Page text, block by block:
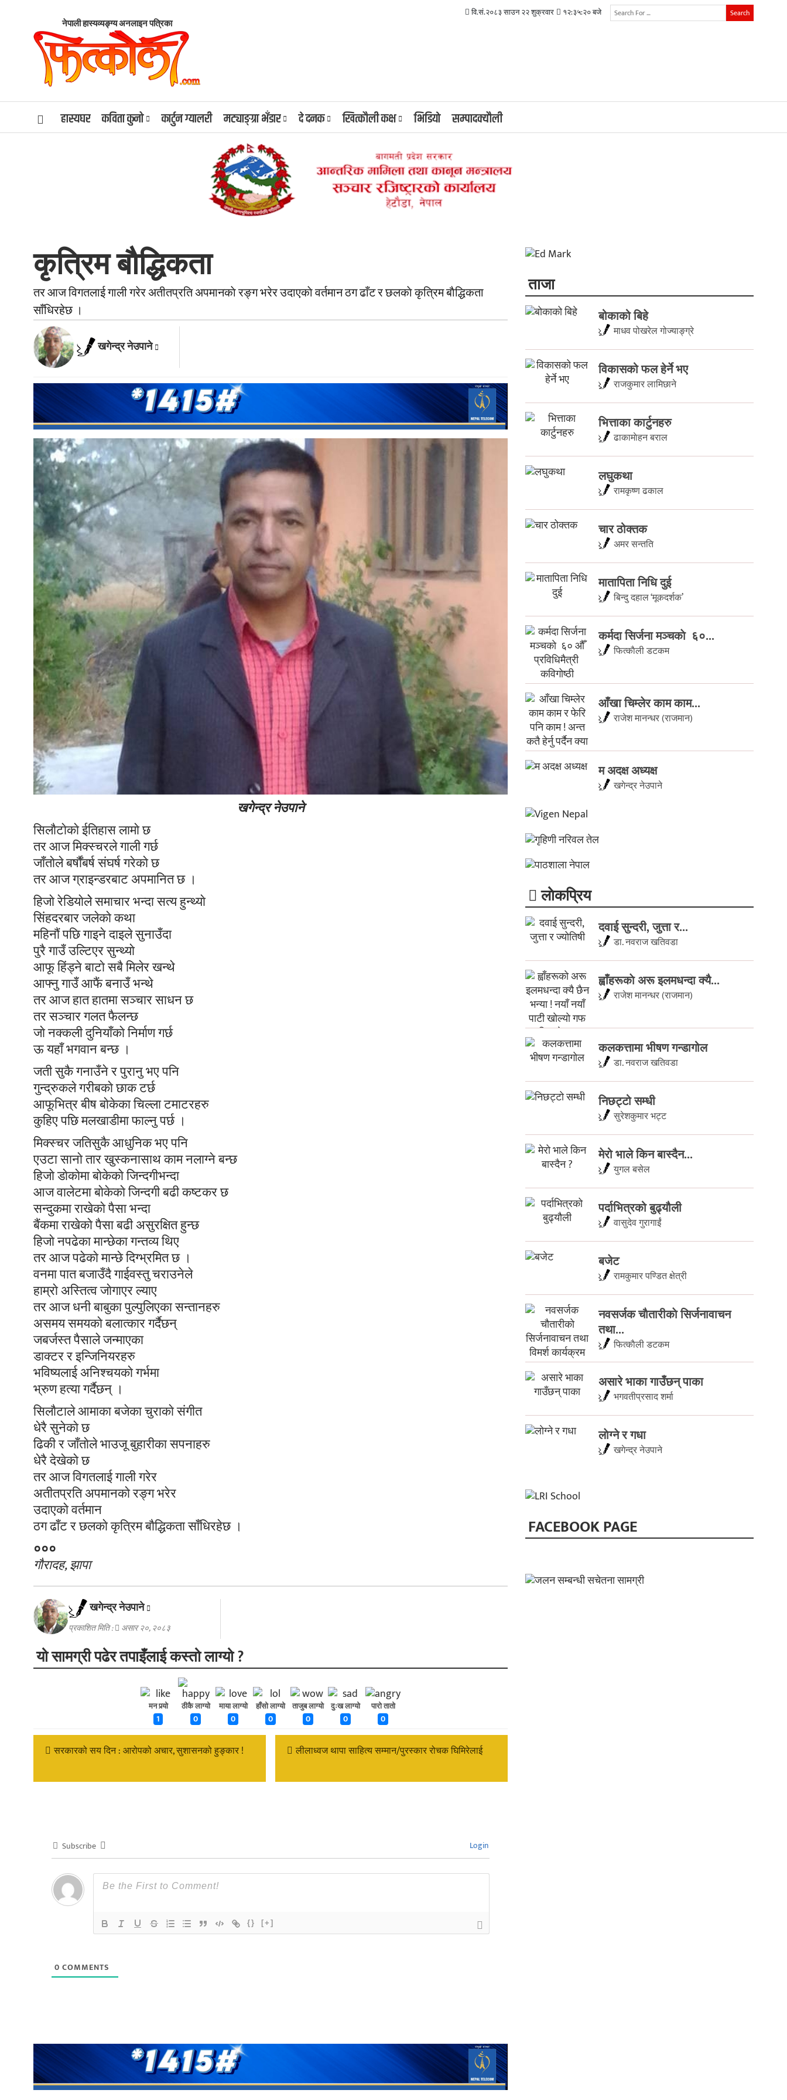
नेपाली हास्यव्यङ्ग्य अनलाइन पत्रिका
Search
वि.सं.२०८३ साउन २२ शुक्रवार १२:३५:२१ बजे
हास्यघर कविता कुनो कार्टुन ग्यालरी मट्याङ्ग्रा भँडार दे दनक खित्कौली कक्ष भिडियाे सम्पादक्यौली
कृत्रिम बाैद्धिकता
तर आज विगतलाई गाली गरेर अतीतप्रति अपमानकाे रङ्ग भरेर उदाएकाे वर्तमान ठग ढाँट र छलकाे कृत्रिम बाैद्धिकता
साँधिरहेछ ।
खगेन्द्र नेउपाने
खगेन्द्र नेउपाने
सिलाैटाेकाे ईतिहास लामाे छ
तर आज मिक्स्चरले गाली गर्छ
जाँताेले बर्षाैंबर्ष संघर्ष गरेकाे छ
तर आज ग्राइन्डरबाट अपमानित छ ।
हिजाे रेडियाेलेे समाचार भन्दा सत्य हुन्थ्याे
सिंहदरबार जलेकाे कथा
महिनाैं पछि गाइने दाइले सुनाउँदा
पुरै गाउँ उल्टिएर सुन्थ्याे
आफू हिंड्ने बाटाे सबै मिलेर खन्थे
आफ्नु गाउँ आफैं बनाउँ भन्थे
तर आज हात हातमा सञ्चार साधन छ
तर सञ्चार गलत फैलन्छ
जाे नक्कली दुनियाँकाे निर्माण गर्छ
ऊ यहाँ भगवान बन्छ ।
जती सुकै गनाउँने र पुरानु भए पनि
गुन्द्रुकले गरीबकाे छाक टर्छ
आफूभित्र बीष बाेकेका चिल्ला टमाटरहरु
कुहिए पछि मलखाडीमा फाल्नु पर्छ ।
मिक्स्चर जतिसुकै आधुनिक भए पनि
एउटा सानाे तार खुस्कनासाथ काम नलाग्ने बन्छ
हिजाे डाेकाेमा बाेकेकाे जिन्दगीभन्दा
आज वालेटमा बाेकेकाे जिन्दगी बढी कष्टकर छ
सन्दुकमा राखेकाे पैसा भन्दा
बैंकमा राखेकाे पैसा बढी असुरक्षित हुन्छ
हिजाे नपढेका मान्छेका गन्तव्य थिए
तर आज पढेकाे मान्छे दिग्भ्रमित छ ।
वनमा पात बजाउँदै गाईवस्तु चराउनेले
हाम्राे अस्तित्व जाेगाएर ल्याए
तर आज धनी बाबुका पुल्पुलिएका सन्तानहरु
असमय समयकाे बलात्कार गर्दैछन्
जबर्जस्त पैसाले जन्माएका
डाक्टर र इन्जिनियरहरु
भविष्यलाई अनिश्चयकाे गर्भमा
भ्रुण हत्या गर्दैछन् ।
सिलाैटाले आमाका बजेका चुराकाे संगीत
धेरै सुनेकाे छ
ढिकी र जाँताेले भाउजू बुहारीका सपनाहरु
धेरै देखेकाे छ
तर आज विगतलाई गाली गरेर
अतीतप्रति अपमानकाे रङ्ग भरेर
उदाएकाे वर्तमान
ठग ढाँट र छलकाे कृत्रिम बाैद्धिकता साँधिरहेछ ।
०००
गाैरादह, झापा
खगेन्द्र नेउपाने
प्रकाशित मिति : असार २०, २०८३
यो सामग्री पढेर तपाइँलाई कस्तो लाग्यो ?
मन पर्‍यो
1
ठीकै लाग्यो
0
माया लाग्यो
0
हाँसो लाग्यो
0
ताजुब लाग्यो
0
दुःख लाग्यो
0
पारो तातो
0
सरकारको सय दिन : आरोपको अचार, सुशासनको हुङ्कार ! लीलाध्वज थापा साहित्य सम्मान/पुरस्कार रोचक घिमिरेलाई
Subscribe Login
{} [+]
0 COMMENTS
ताजा
बोकाको बिहे
माधव पोखरेल गोज्याङ्ग्रे
विकासको फल हेर्ने भए
राजकुमार लामिछाने
भित्ताका कार्टुनहरु
ढाकामाेहन बराल
लघुकथा
रामकृष्ण ढकाल
चार ठोक्तक
अमर सन्तति
मातापिता निधि दुई
बिन्दु दहाल ‘मूकदर्शक’
कर्मदा सिर्जना मञ्चकाे ६०...
फित्काैली डटकम
आँखा चिम्लेर काम काम...
राजेश मानन्धर (राजमान)
म अदक्ष अध्यक्ष
खगेन्द्र नेउपाने
लाेकप्रिय
दवाई सुन्दरी, जुत्ता र...
डा. नवराज खतिवडा
ह्वाँहरूकाे अरू इलमधन्दा क्यै...
राजेश मानन्धर (राजमान)
कलकत्तामा भीषण गन्डागोल
डा. नवराज खतिवडा
निछट्टो सम्धी
सुरेशकुमार भट्ट
मेरो भाले किन बास्दैन...
युगल बसेल
पर्दाभित्रको बुढ्यौली
वासुदेव गुरागाईं
बजेट
रामकुमार पण्डित क्षेत्री
नवसर्जक चाैतारीकाे सिर्जनावाचन
तथा...
फित्काैली डटकम
असारे भाका गाउँछन् पाका
भगवतीप्रसाद शर्मा
लाेग्ने र गधा
खगेन्द्र नेउपाने
FACEBOOK PAGE